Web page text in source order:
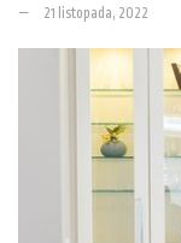
21 listopada, 2022